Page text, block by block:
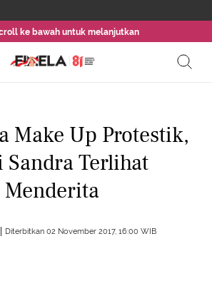
ke bawah untuk melanjutkan
Make Up Protestik,
Sandra Terlihat
Menderita
Diterbitkan 02 November 2017, 16:00 WIB